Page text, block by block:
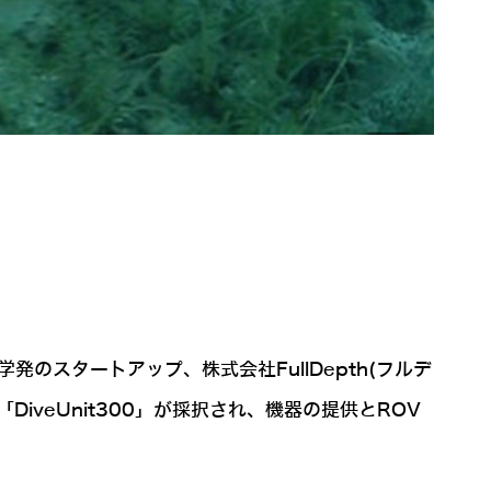
発のスタートアップ、株式会社FullDepth(フルデ
DiveUnit300」が採択され、機器の提供とROV